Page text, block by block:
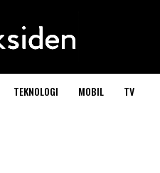
TEKNOLOGI MOBIL TV